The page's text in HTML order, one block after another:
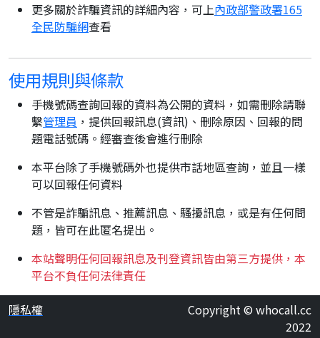
更多關於詐騙資訊的詳細內容，可上內政部警政署165
全民防騙網查看
使用規則與條款
手機號碼查詢回報的資料為公開的資料，如需刪除請聯
繫管理員 ，提供回報訊息(資訊)、刪除原因、回報的問
題電話號碼。經審查後會進行刪除
本平台除了手機號碼外也提供市話地區查詢，並且一樣
可以回報任何資料
不管是詐騙訊息、推薦訊息、騷擾訊息，或是有任何問
題，皆可在此匿名提出。
本站聲明任何回報訊息及刊登資訊皆由第三方提供，本
平台不負任何法律責任
隱私權
Copyright © whocall.cc
2022